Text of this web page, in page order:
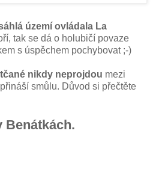
území ovládala La
tak se dá o holubičí povaze
s úspěchem pochybovat ;-)
nikdy neprojdou mezi
smůlu. Důvod si přečtěte
Benátkách.